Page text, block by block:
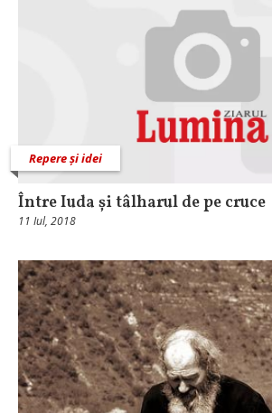
Repere și idei
Între Iuda și tâlharul de pe cruce
11 Iul, 2018